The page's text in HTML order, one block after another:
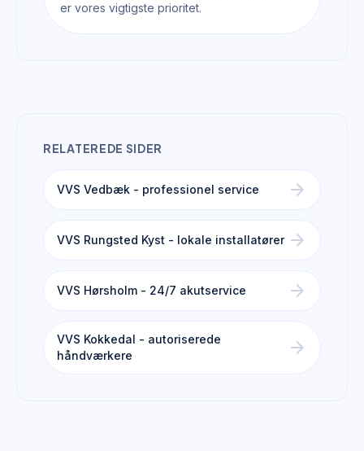
er vores vigtigste prioritet.
RELATEREDE SIDER
VVS Vedbæk - professionel service arrow_forward
VVS Rungsted Kyst - lokale installatører arrow_forward
VVS Hørsholm - 24/7 akutservice arrow_forward
VVS Kokkedal - autoriserede
håndværkere
arrow_forward